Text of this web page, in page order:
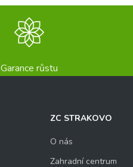
Garance růstu
ZC STRAKOVO
O nás
Zahradní centrum